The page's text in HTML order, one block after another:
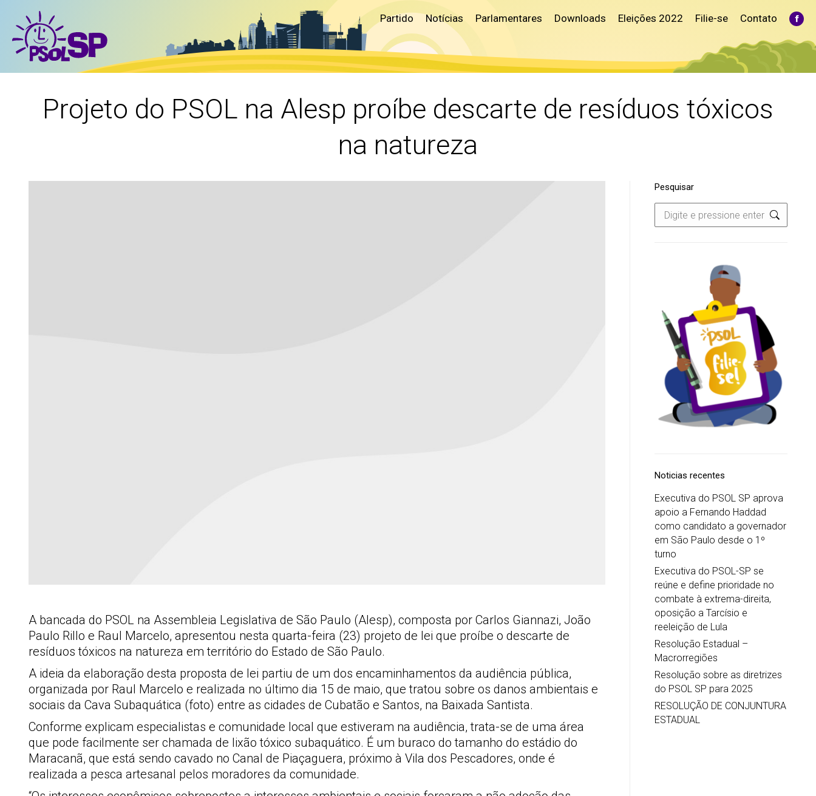
Partido Notícias Parlamentares Downloads Eleições 2022 Filie-se Contato
Projeto do PSOL na Alesp proíbe descarte de resíduos tóxicos
na natureza
A bancada do PSOL na Assembleia Legislativa de São Paulo (Alesp), composta por Carlos Giannazi, João
Paulo Rillo e Raul Marcelo, apresentou nesta quarta-feira (23) projeto de lei que proíbe o descarte de
resíduos tóxicos na natureza em território do Estado de São Paulo.
A ideia da elaboração desta proposta de lei partiu de um dos encaminhamentos da audiência pública,
organizada por Raul Marcelo e realizada no último dia 15 de maio, que tratou sobre os danos ambientais e
sociais da Cava Subaquática (foto) entre as cidades de Cubatão e Santos, na Baixada Santista.
Conforme explicam especialistas e comunidade local que estiveram na audiência, trata-se de uma área
que pode facilmente ser chamada de lixão tóxico subaquático. É um buraco do tamanho do estádio do
Maracanã, que está sendo cavado no Canal de Piaçaguera, próximo à Vila dos Pescadores, onde é
realizada a pesca artesanal pelos moradores da comunidade.
Pesquisar
Search:
Noticias recentes
Executiva do PSOL SP aprova
apoio a Fernando Haddad
como candidato a governador
em São Paulo desde o 1º
turno
Executiva do PSOL-SP se
reúne e define prioridade no
combate à extrema-direita,
oposição a Tarcísio e
reeleição de Lula
Resolução Estadual –
Macrorregiões
Resolução sobre as diretrizes
do PSOL SP para 2025
RESOLUÇÃO DE CONJUNTURA
ESTADUAL